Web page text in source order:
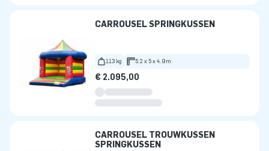
CARROUSEL SPRINGKUSSEN
113 kg 5.2 x 5 x 4.9m
€ 2.095,00
CARROUSEL TROUWKUSSEN
SPRINGKUSSEN